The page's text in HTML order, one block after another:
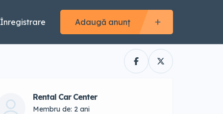
Înregistrare Adaugă anunț
Rental Car Center
Membru de: 2 ani